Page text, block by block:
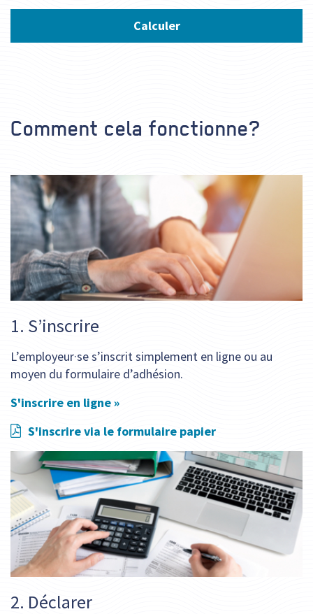
Calculer
Comment cela fonctionne?
1. S’inscrire
L’employeur·se s’inscrit simplement en ligne ou au
moyen du formulaire d’adhésion.
S'inscrire en ligne »
S'inscrire via le formulaire papier
2. Déclarer